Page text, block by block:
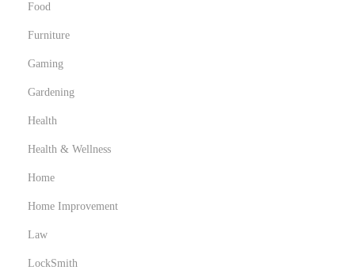
Food
Furniture
Gaming
Gardening
Health
Health & Wellness
Home
Home Improvement
Law
LockSmith